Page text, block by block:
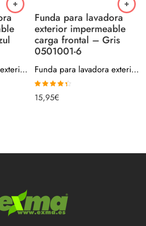
Funda para lavadora exterior impermeable carga frontal – Azul 0501001-8
Funda para lavadora
exterior impermeable
carga frontal – Gris
0501001-6
Funda para lavadora exterior impermeable carga frontal – Gris 0501001-6
Valorado
con 4.33de
15,95€